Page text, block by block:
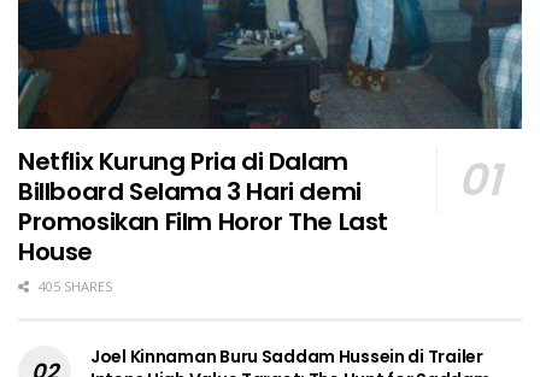
Netflix Kurung Pria di Dalam
Billboard Selama 3 Hari demi
Promosikan Film Horor The Last
House
405 SHARES
Joel Kinnaman Buru Saddam Hussein di Trailer